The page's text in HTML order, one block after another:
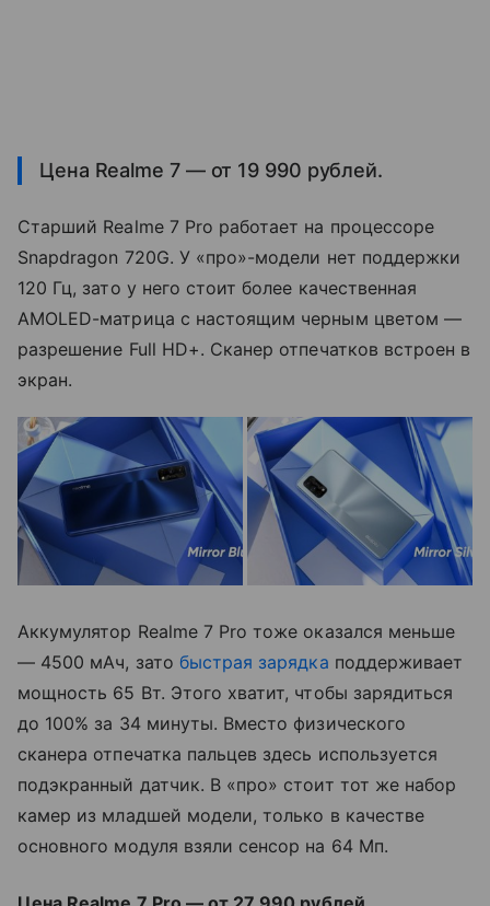
Цена Realme 7 — от 19 990 рублей.
Старший Realme 7 Pro работает на процессоре
Snapdragon 720G. У «про»-модели нет поддержки
120 Гц, зато у него стоит более качественная
AMOLED-матрица с настоящим черным цветом —
разрешение Full HD+. Сканер отпечатков встроен в
экран.
Аккумулятор Realme 7 Pro тоже оказался меньше
— 4500 мАч, зато быстрая зарядка поддерживает
мощность 65 Вт. Этого хватит, чтобы зарядиться
до 100% за 34 минуты. Вместо физического
сканера отпечатка пальцев здесь используется
подэкранный датчик. В «про» стоит тот же набор
камер из младшей модели, только в качестве
основного модуля взяли сенсор на 64 Мп.